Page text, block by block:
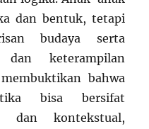
dan bentuk, tetapi
budaya serta
dan keterampilan
bahwa
bisa bersifat
dan kontekstual,